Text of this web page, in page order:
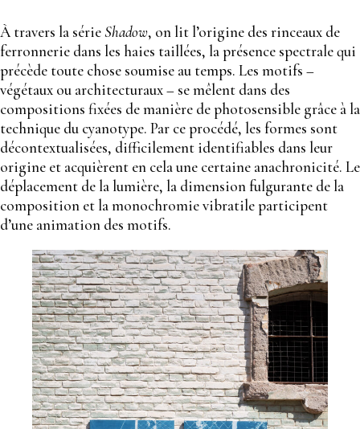
À travers la sérieShadow, on lit l’origine des rinceaux de
ferronnerie dans les haies taillées, la présence spectrale qui
précède toute chose soumise au temps. Les motifs –
végétaux ou architecturaux – se mêlent dans des
compositions fixées de manière de photosensible grâce à la
technique du cyanotype. Par ce procédé, les formes sont
décontextualisées, difficilement identifiables dans leur
origine et acquièrent en cela une certaine anachronicité. Le
déplacement de la lumière, la dimension fulgurante de la
composition et la monochromie vibratile participent
d’une animation des motifs.